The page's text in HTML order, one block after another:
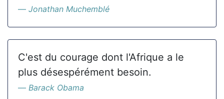
Jonathan Muchemblé
C'est du courage dont l'Afrique a le
plus désespérément besoin.
Barack Obama